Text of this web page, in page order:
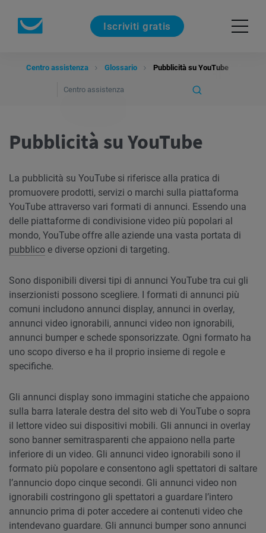
Iscriviti gratis
Centro assistenza Glossario Pubblicità su YouTube
Pubblicità su YouTube
La pubblicità su YouTube si riferisce alla pratica di
promuovere prodotti, servizi o marchi sulla piattaforma
YouTube attraverso vari formati di annunci. Essendo una
delle piattaforme di condivisione video più popolari al
mondo, YouTube offre alle aziende una vasta portata di
pubblico e diverse opzioni di targeting.
Sono disponibili diversi tipi di annunci YouTube tra cui gli
inserzionisti possono scegliere. I formati di annunci più
comuni includono annunci display, annunci in overlay,
annunci video ignorabili, annunci video non ignorabili,
annunci bumper e schede sponsorizzate. Ogni formato ha
uno scopo diverso e ha il proprio insieme di regole e
specifiche.
Gli annunci display sono immagini statiche che appaiono
sulla barra laterale destra del sito web di YouTube o sopra
il lettore video sui dispositivi mobili. Gli annunci in overlay
sono banner semitrasparenti che appaiono nella parte
inferiore di un video. Gli annunci video ignorabili sono il
formato più popolare e consentono agli spettatori di saltare
l’annuncio dopo cinque secondi. Gli annunci video non
ignorabili costringono gli spettatori a guardare l’intero
annuncio prima di poter accedere ai contenuti video che
intendevano guardare. Gli annunci bumper sono annunci